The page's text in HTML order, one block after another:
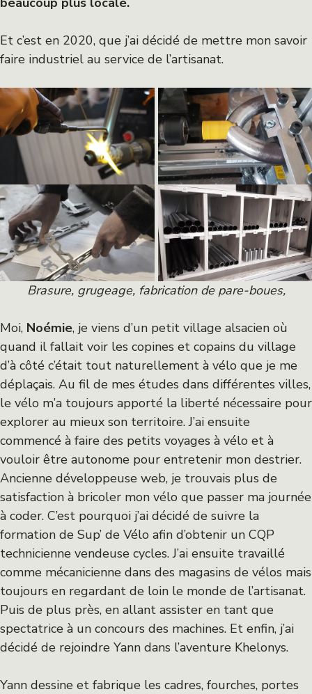
Et c’est en 2020, que j’ai décidé de mettre mon savoir
faire industriel au service de l’artisanat.
Brasure, grugeage, fabrication de pare-boues,
Moi, Noémie, je viens d’un petit village alsacien où
quand il fallait voir les copines et copains du village
d’à côté c’était tout naturellement à vélo que je me
déplaçais. Au fil de mes études dans différentes villes,
le vélo m’a toujours apporté la liberté nécessaire pour
explorer au mieux son territoire. J’ai ensuite
commencé à faire des petits voyages à vélo et à
vouloir être autonome pour entretenir mon destrier.
Ancienne développeuse web, je trouvais plus de
satisfaction à bricoler mon vélo que passer ma journée
à coder. C’est pourquoi j’ai décidé de suivre la
formation de Sup’ de Vélo afin d’obtenir un CQP
technicienne vendeuse cycles. J’ai ensuite travaillé
comme mécanicienne dans des magasins de vélos mais
toujours en regardant de loin le monde de l’artisanat.
Puis de plus près, en allant assister en tant que
spectatrice à un concours des machines. Et enfin, j’ai
décidé de rejoindre Yann dans l’aventure Khelonys.
Yann dessine et fabrique les cadres, fourches, portes